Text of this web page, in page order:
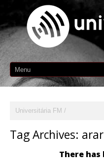
Universitária FM
Tag Archives:
There has